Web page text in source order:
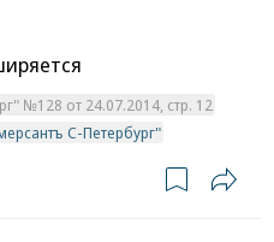
№128 от 24.07.2014, стр. 12
С-Петербург"